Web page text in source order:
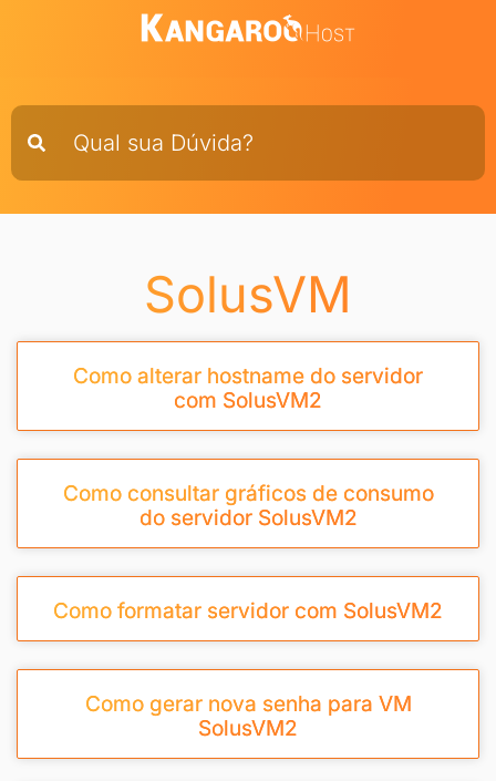
SolusVM
Como alterar hostname do servidor
com SolusVM2
Como consultar gráficos de consumo
do servidor SolusVM2
Como formatar servidor com SolusVM2
Como gerar nova senha para VM
SolusVM2